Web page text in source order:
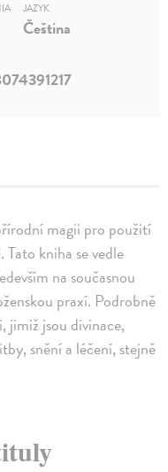
magii pro použití
kniha se vedle
na současnou
praxí. Podrobně
jimiž jsou divinace,
snění a léčení, stejně
JAZYK
Čeština